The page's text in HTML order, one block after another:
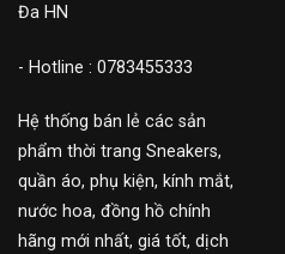
Đa HN
- Hotline : 0783455333
Hệ thống bán lẻ các sản
phẩm thời trang Sneakers,
quần áo, phụ kiện, kính mắt,
nước hoa, đồng hồ chính
hãng mới nhất, giá tốt, dịch